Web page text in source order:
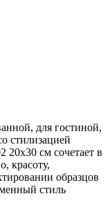
для гостиной,
стилизацией
см сочетает в
красоту,
образцов
стиль